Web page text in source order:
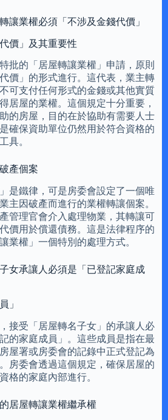
讓業權必須「不涉及金錢代價」
價」及其重要性
批的「居屋轉讓業權」申請，原則
價」的形式進行。這代表，業主轉
可支付任何形式的金錢或其他實質
居屋的業權。這個規定十分重要，
的房屋，目的在於協助有需要人士
確保資助單位仍然用於符合資格的
具。
產個案
是鐵律，可是房委會設定了一個唯
主因破產而進行的業權轉讓個案。
管理官會介入處理物業，其轉讓可
價用於償還債務。這是法律程序的
業權」一個特別的處理方式。
女承讓人必須是「已登記家庭成
」
接受「居屋轉名子女」的承讓人必
的家庭成員」。這些成員是指在最
屋署或房委會的記錄中正式登記為
房委會透過這個規定，確保居屋的
格的家庭內部進行。
居屋轉讓業權繼承權